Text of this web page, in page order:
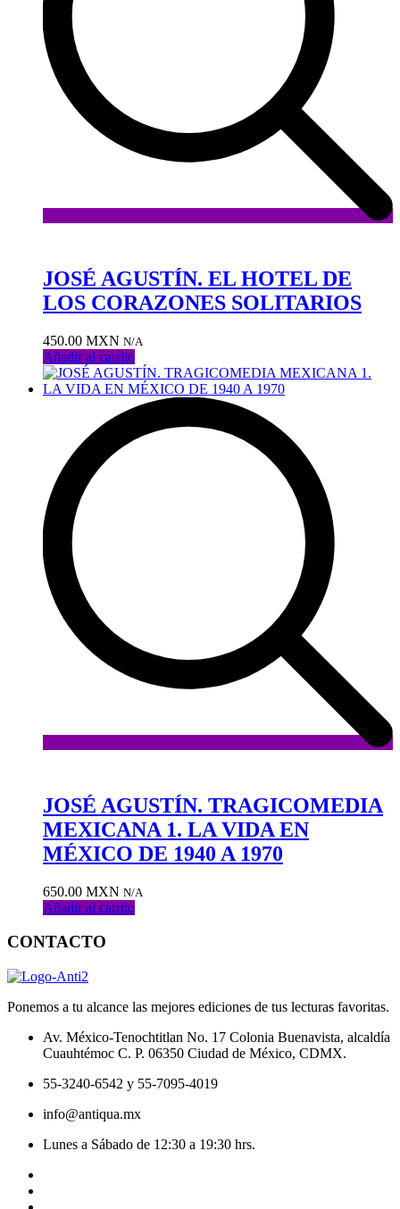
la
lista
de
JOSÉ AGUSTÍN. EL HOTEL DE
LOS CORAZONES SOLITARIOS
450.00 MXN N/A
Añadir al carrito
la
lista
de
deseos
JOSÉ AGUSTÍN. TRAGICOMEDIA
MEXICANA 1. LA VIDA EN
MÉXICO DE 1940 A 1970
650.00 MXN N/A
Añadir al carrito
CONTACTO
Ponemos a tu alcance las mejores ediciones de tus lecturas favoritas.
Av. México-Tenochtitlan No. 17 Colonia Buenavista, alcaldía
Cuauhtémoc C. P. 06350 Ciudad de México, CDMX.
55-3240-6542 y 55-7095-4019
info@antiqua.mx
Lunes a Sábado de 12:30 a 19:30 hrs.